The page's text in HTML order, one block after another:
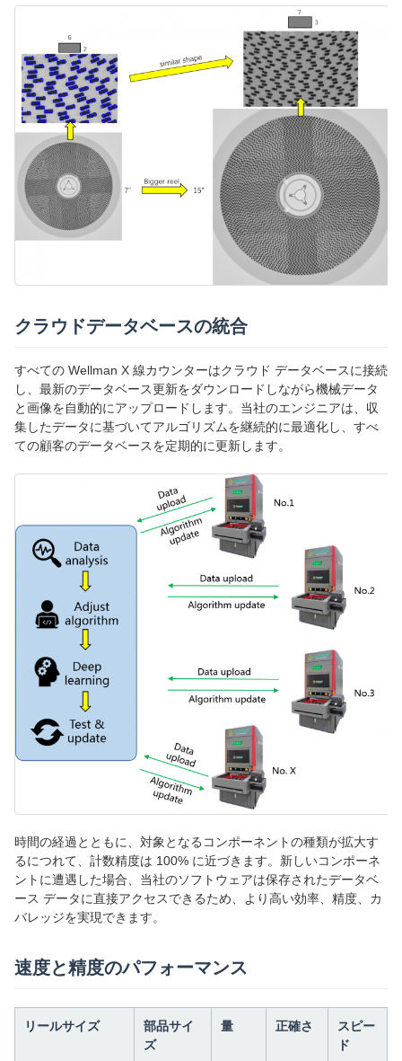
クラウドデータベースの統合
すべての Wellman X 線カウンターはクラウド データベースに接続
し、最新のデータベース更新をダウンロードしながら機械データ
と画像を自動的にアップロードします。当社のエンジニアは、収
集したデータに基づいてアルゴリズムを継続的に最適化し、すべ
ての顧客のデータベースを定期的に更新します。
時間の経過とともに、対象となるコンポーネントの種類が拡大す
るにつれて、計数精度は 100% に近づきます。新しいコンポーネ
ントに遭遇した場合、当社のソフトウェアは保存されたデータベ
ース データに直接アクセスできるため、より高い効率、精度、カ
バレッジを実現できます。
速度と精度のパフォーマンス
リールサイズ
部品サイ
ズ
量 正確さ
スピー
ド